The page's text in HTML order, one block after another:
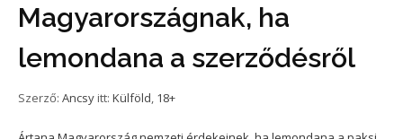
Magyarországnak, ha
lemondana a szerződésről
Szerző: Ancsy itt: Külföld 18+